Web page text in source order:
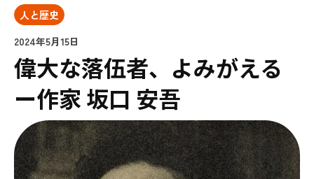
人と歴史
2024年5月15日
偉大な落伍者、よみがえる
ー作家 坂口 安吾